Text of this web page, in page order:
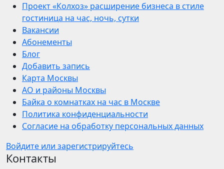
Проект «Колхоз» расширение бизнеса в стиле
гостиница на час, ночь, сутки
Вакансии
Абонементы
Блог
Добавить запись
Карта Москвы
АО и районы Москвы
Байка о комнатках на час в Москве
Политика конфиденциальности
Согласие на обработку персональных данных
Войдите или зарегистрируйтесь
Контакты